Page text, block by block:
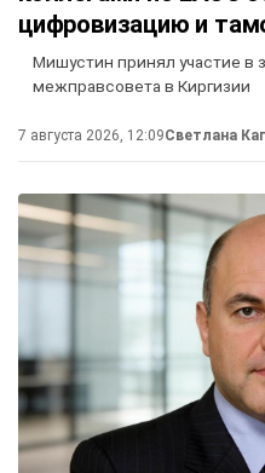
цифровизацию и
Мишустин принял участие в
межправсовета в Киргизии
7 августа 2026, 12:09Светлана